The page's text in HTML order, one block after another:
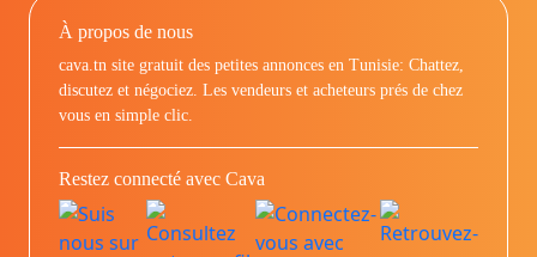
À propos de nous
cava.tn site gratuit des petites annonces en Tunisie: Chattez,
discutez et négociez. Les vendeurs et acheteurs prés de chez
vous en simple clic.
Restez connecté avec Cava